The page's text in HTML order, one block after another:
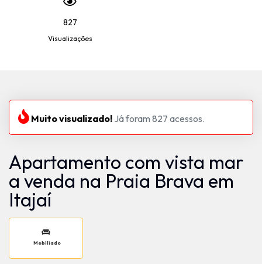
827
Visualizações
Muito visualizado! Já foram 827 acessos.
Apartamento com vista mar
a venda na Praia Brava em
Itajaí
Mobiliado